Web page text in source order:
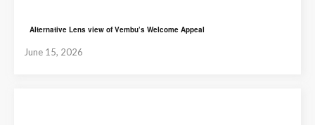
Alternative Lens view of Vembu’s Welcome Appeal
June 15, 2026